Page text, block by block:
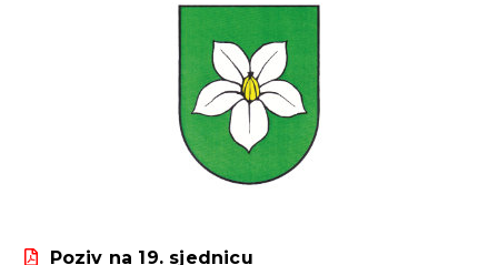
Poziv na 19. sjednicu